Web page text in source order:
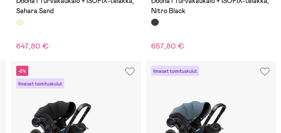
Sahara Sand
647,80 €
Nitro Black
657,80 €
-6%
Ilmaiset toimituskulut
Ilmaiset toimituskulut